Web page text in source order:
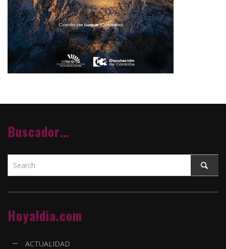
Buscador…
Hoyaldia.com
ACTUALIDAD